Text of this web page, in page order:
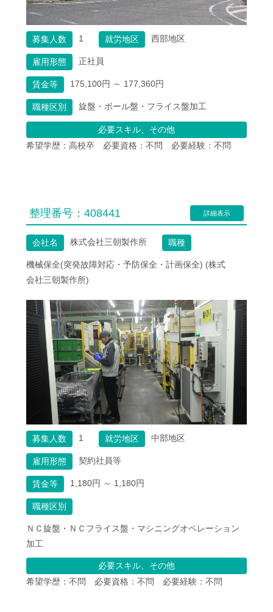
募集人数 1 就労地区 西部地区
雇用形態 正社員
賃金等 175,100円 ～ 177,360円
職種区別 旋盤・ボール盤・フライス盤加工
必要スキル、その他
希望学歴：高校卒　必要資格：不問　必要経験：不問
整理番号： 408441 詳細表示
会社名 株式会社三朝製作所 職種
機械保全(突発故障対応・予防保全・計画保全) (株式
会社三朝製作所)
募集人数 1 就労地区 中部地区
雇用形態 契約社員等
賃金等 1,180円 ～ 1,180円
職種区別
ＮＣ旋盤・ＮＣフライス盤・マシニングオペレーション
加工
必要スキル、その他
希望学歴：不問　必要資格：不問　必要経験：不問